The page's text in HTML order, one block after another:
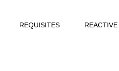
REQUISITES